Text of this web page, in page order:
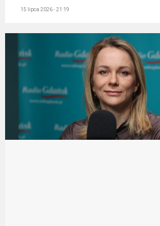
15 lipca 2026 - 21:19